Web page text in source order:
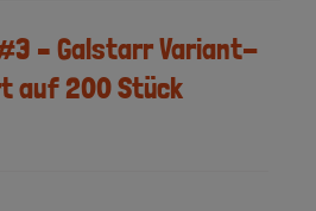
#3 – Galstarr Variant-
auf 200 Stück